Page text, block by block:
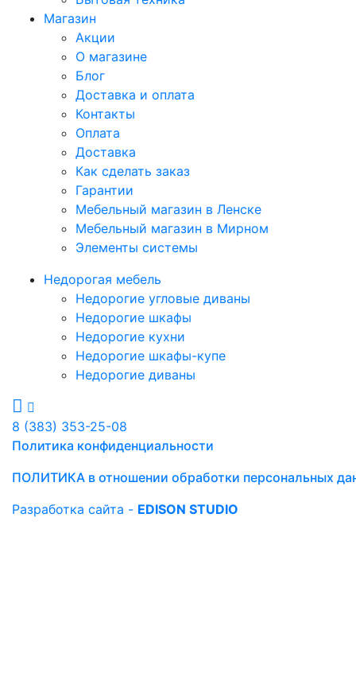
Магазин
Акции
О магазине
Блог
Доставка и оплата
Контакты
Оплата
Доставка
Как сделать заказ
Гарантии
Мебельный магазин в Ленске
Мебельный магазин в Мирном
Элементы системы
Недорогая мебель
Недорогие угловые диваны
Недорогие шкафы
Недорогие кухни
Недорогие шкафы-купе
Недорогие диваны
8 (383) 353-25-08
Политика конфиденциальности
ПОЛИТИКА в отношении обработки персональных
Разработка сайта - EDISON STUDIO